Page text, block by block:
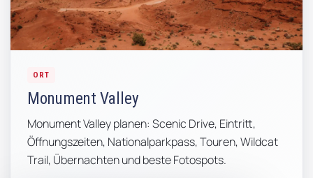
ORT
Monument Valley
Monument Valley planen: Scenic Drive, Eintritt,
Öffnungszeiten, Nationalparkpass, Touren, Wildcat
Trail, Übernachten und beste Fotospots.